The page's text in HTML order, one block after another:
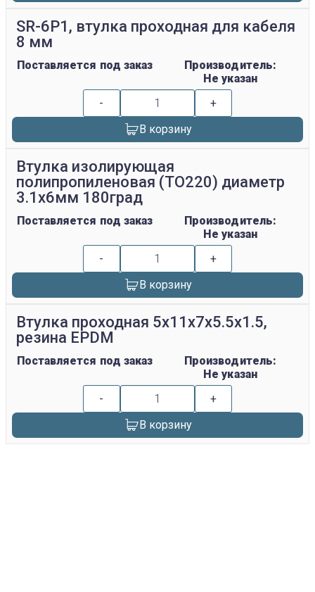
SR-6P1, втулка проходная для кабеля
8 мм
Поставляется под заказ
Производитель:
Не указан
-
+
В корзину
Втулка изолирующая
полипропиленовая (ТО220) диаметр
3.1х6мм 180град
Поставляется под заказ
Производитель:
Не указан
-
+
В корзину
Втулка проходная 5х11х7х5.5х1.5,
резина EPDM
Поставляется под заказ
Производитель:
Не указан
-
+
В корзину